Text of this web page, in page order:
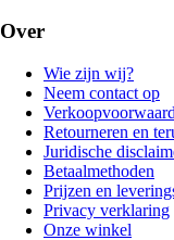
Over
Wie zijn wij?
Neem contact op
Retourneren en
Juridische
Betaalmethoden
Prijzen en
Privacy verklaring
Onze winkel